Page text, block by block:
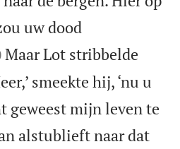
uw dood
Maar Lot stribbelde
smeekte hij, ‘nu u
geweest mijn leven te
alstublieft naar dat